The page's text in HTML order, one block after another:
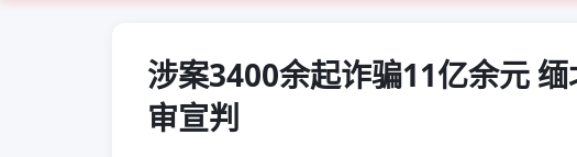
涉案3400余起诈骗11亿余元
审宣判